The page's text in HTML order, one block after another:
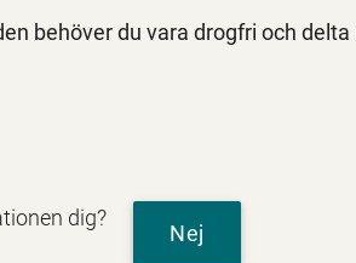
behöver du vara drogfri och
dig?
Nej